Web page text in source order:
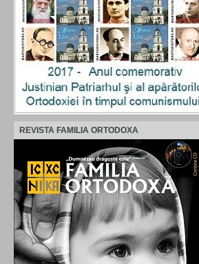
REVISTA FAMILIA ORTODOXA